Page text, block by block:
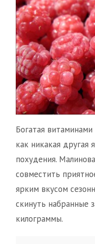
Богатая
как никакая другая
похудения.
совместить
ярким вкусом
скинуть набранные
килограммы.